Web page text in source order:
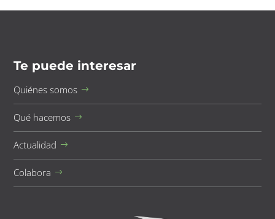
Te puede interesar
Quiénes somos
Qué hacemos
Actualidad
Colabora